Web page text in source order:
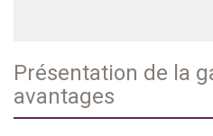
Présentation de la
avantages